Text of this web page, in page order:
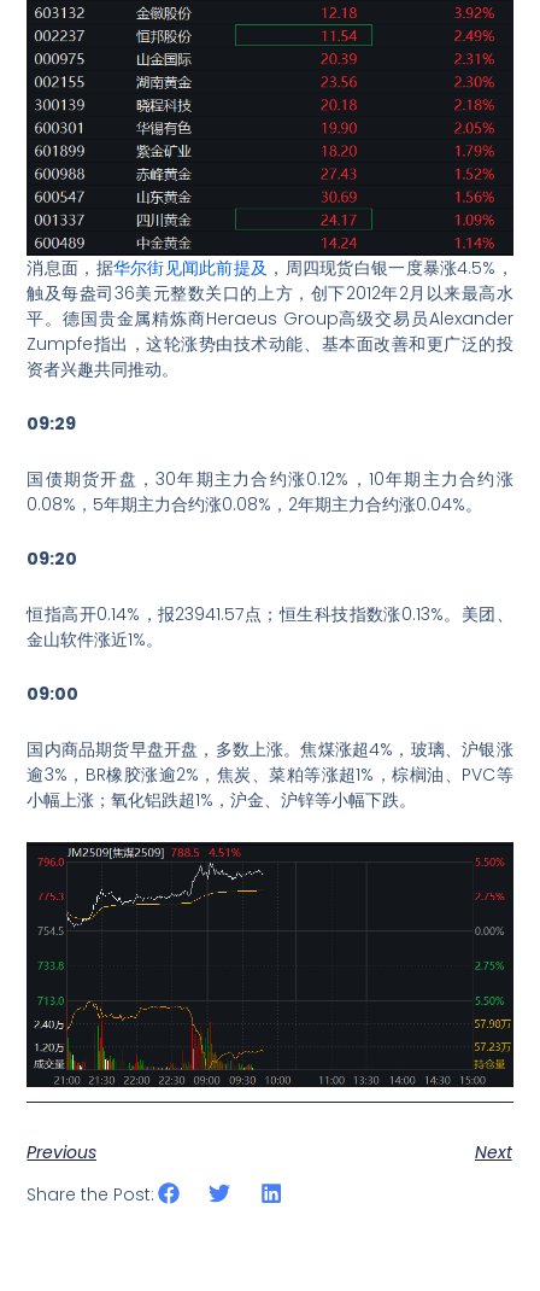
消息面，据华尔街见闻此前提及 ，周四现货白银一度暴涨4.5%，
触及每盎司36美元整数关口的上方，创下2012年2月以来最高水
平。德国贵金属精炼商Heraeus Group高级交易员Alexander
Zumpfe指出，这轮涨势由技术动能、基本面改善和更广泛的投
资者兴趣共同推动。
09:29
国债期货开盘，30年期主力合约涨0.12%，10年期主力合约涨
0.08%，5年期主力合约涨0.08%，2年期主力合约涨0.04%。
09:20
恒指高开0.14%，报23941.57点；恒生科技指数涨0.13%。美团、
金山软件涨近1%。
09:00
国内商品期货早盘开盘，多数上涨。焦煤涨超4%，玻璃、沪银涨
逾3%，BR橡胶涨逾2%，焦炭、菜粕等涨超1%，棕榈油、PVC等
小幅上涨；氧化铝跌超1%，沪金、沪锌等小幅下跌。
Previous
Next
Share the Post: